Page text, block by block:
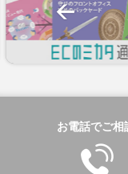
お電話でご相